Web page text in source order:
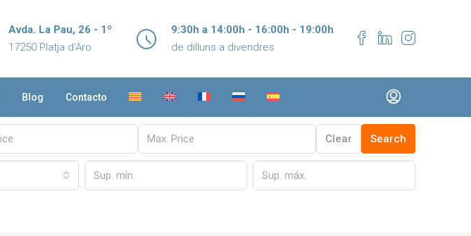
Avda. La Pau, 26 - 1º
17250 Platja d'Aro
9:30h a 14:00h - 16:00h - 19:00h
de dilluns a divendres
Blog Contacto
Clear Search